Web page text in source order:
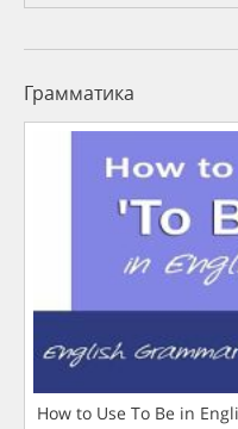
Грамматика
How to Use To Be in